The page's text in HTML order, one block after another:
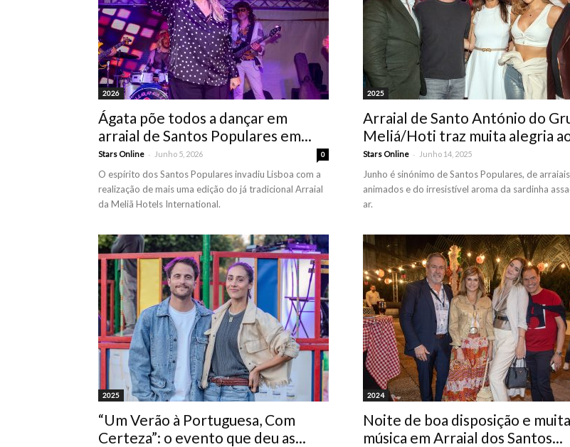
2026
Ágata põe todos a dançar em
arraial de Santos Populares em...
Stars Online - Junho 5, 2026 0
O espírito dos Santos Populares invadiu Lisboa com a
realização de mais uma edição do já tradicional Arraial
da Meliã Hotels International.
2025
Arraial de Santo António do
Meliá/Hoti traz muita alegria
Stars Online - Junho 14, 2025
Junho é sinónimo de Santos Populares, de arraiais
animados e do irresistível aroma da sardinha
ar.
2025
“Um Verão à Portuguesa, Com
Certeza”: o evento que deu as...
2024
Noite de boa disposição e muita
música em Arraial dos Santos...